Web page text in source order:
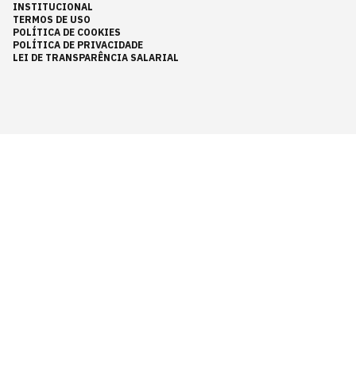
INSTITUCIONAL
TERMOS DE USO
POLÍTICA DE COOKIES
POLÍTICA DE PRIVACIDADE
LEI DE TRANSPARÊNCIA SALARIAL